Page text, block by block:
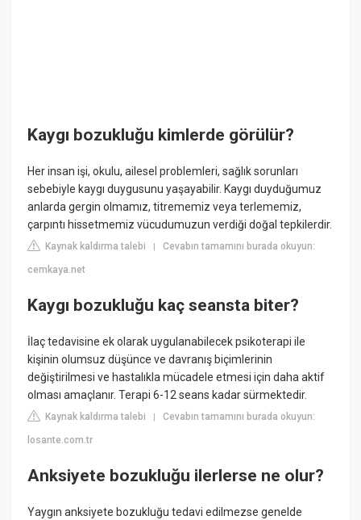
Kaygı bozukluğu kimlerde görülür?
Her insan işi, okulu, ailesel problemleri, sağlık sorunları
sebebiyle kaygı duygusunu yaşayabilir. Kaygı duyduğumuz
anlarda gergin olmamız, titrememiz veya terlememiz,
çarpıntı hissetmemiz vücudumuzun verdiği doğal tepkilerdir.
Kaynak kaldırma talebi |Cevabın tamamını burada okuyun:
cemkaya.net
Kaygı bozukluğu kaç seansta biter?
İlaç tedavisine ek olarak uygulanabilecek psikoterapi ile
kişinin olumsuz düşünce ve davranış biçimlerinin
değiştirilmesi ve hastalıkla mücadele etmesi için daha aktif
olması amaçlanır. Terapi 6-12 seans kadar sürmektedir.
Kaynak kaldırma talebi |Cevabın tamamını burada okuyun:
losante.com.tr
Anksiyete bozukluğu ilerlerse ne olur?
Yaygın anksiyete bozukluğu tedavi edilmezse genelde